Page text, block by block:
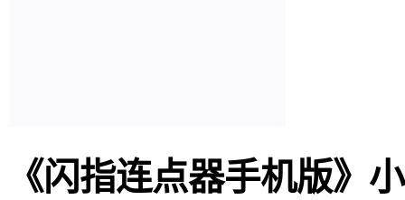
《闪指连点器手机版》